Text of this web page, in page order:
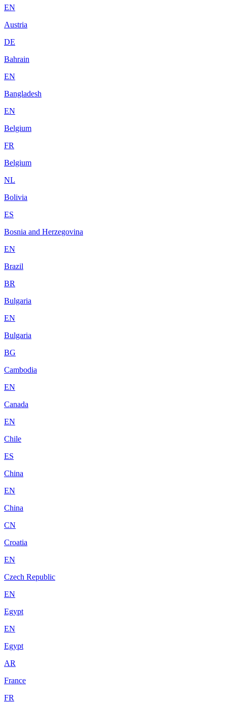
EN
Austria
DE
Bahrain
EN
Bangladesh
EN
Belgium
FR
Belgium
NL
Bolivia
ES
Bosnia and Herzegovina
EN
Brazil
BR
Bulgaria
EN
Bulgaria
BG
Cambodia
EN
Canada
EN
Chile
ES
China
EN
China
CN
Croatia
EN
Czech Republic
EN
Egypt
EN
Egypt
AR
France
FR